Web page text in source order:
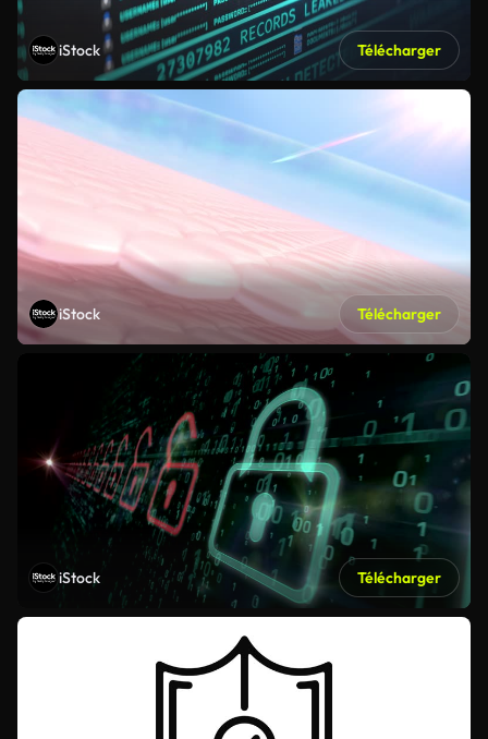
iStock Télécharger
iStock Télécharger
iStock Télécharger